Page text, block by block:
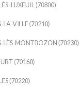
LUXEUIL (70800)
LA-VILLE (70210)
LÈS-MONTBOZON (70230)
(70160)
(70220)